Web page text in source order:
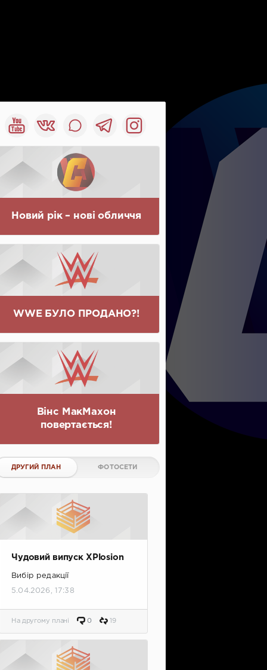
Новий рік – нові обличчя
WWE БУЛО ПРОДАНО?!
Вінс МакМахон
повертається!
ДРУГИЙ ПЛАН ФОТОСЕТИ
Чудовий випуск XPlosion
Вибір редакції
5.04.2026, 17:38
На другому плані 0 19